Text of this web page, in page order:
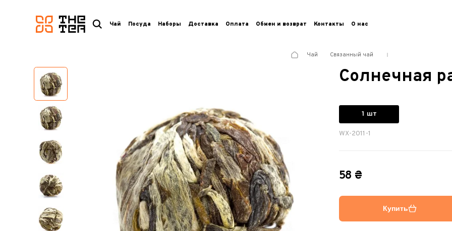
логотип
Чай Посуда Наборы Доставка Оплата Обмен и возврат Контакты О нас
Чай Связанный чай
Солнечная
1 шт
WX-2011-1
58 ₴
Купить